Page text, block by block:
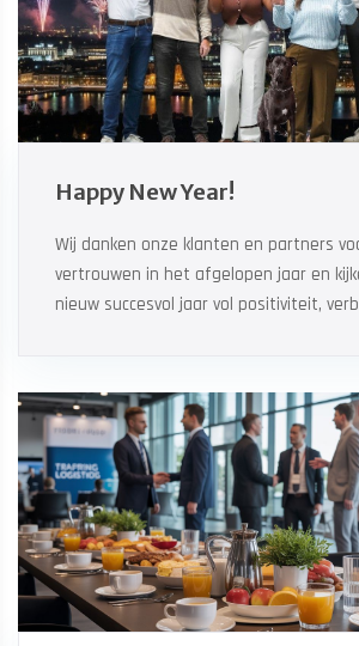
Happy New Year!
Wij danken onze klanten en partners
vertrouwen in het afgelopen jaar en
nieuw succesvol jaar vol positiviteit,